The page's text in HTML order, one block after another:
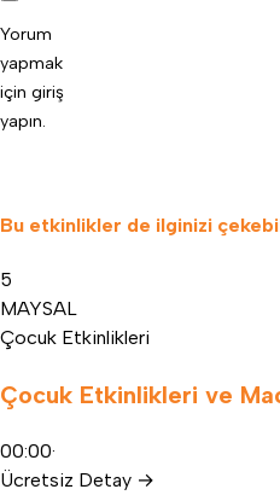
Yorum
yapmak
için giriş
yapın.
Bu etkinlikler de ilginizi
5
MAYSAL
Çocuk Etkinlikleri
Çocuk Etkinlikleri ve
00:00·
Ücretsiz Detay →